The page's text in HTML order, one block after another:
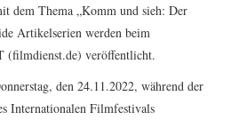
dem Thema „Komm und sieh: Der
Artikelserien werden beim
(filmdienst.de) veröffentlicht.
den 24.11.2022, während der
Internationalen Filmfestivals